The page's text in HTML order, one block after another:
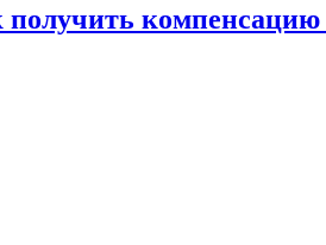
получить